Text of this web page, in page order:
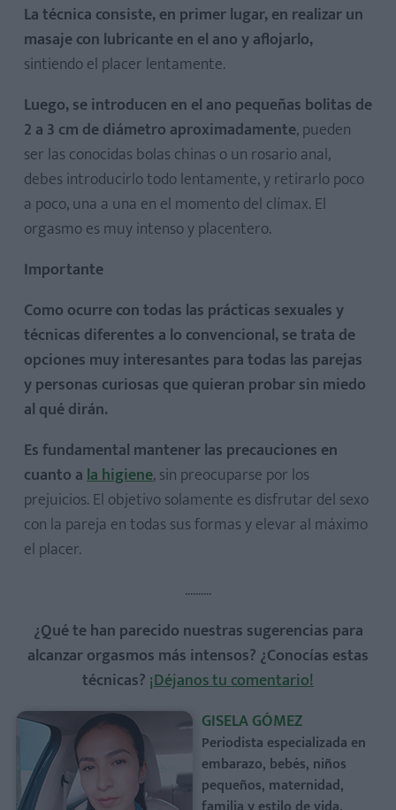
La técnica consiste, en primer lugar, en realizar un
masaje con lubricante en el ano y aflojarlo,
sintiendo el placer lentamente.
Luego, se introducen en el ano pequeñas bolitas de
2 a 3 cm de diámetro aproximadamente, pueden
ser las conocidas bolas chinas o un rosario anal,
debes introducirlo todo lentamente, y retirarlo poco
a poco, una a una en el momento del clímax. El
orgasmo es muy intenso y placentero.
Importante
Como ocurre con todas las prácticas sexuales y
técnicas diferentes a lo convencional, se trata de
opciones muy interesantes para todas las parejas
y personas curiosas que quieran probar sin miedo
al qué dirán.
Es fundamental mantener las precauciones en
cuanto ala higiene, sin preocuparse por los
prejuicios. El objetivo solamente es disfrutar del sexo
con la pareja en todas sus formas y elevar al máximo
el placer.
..........
¿Qué te han parecido nuestras sugerencias para
alcanzar orgasmos más intensos? ¿Conocías estas
técnicas? ¡Déjanos tu comentario!
GISELA GÓMEZ
Periodista especializada en
embarazo, bebés, niños
pequeños, maternidad,